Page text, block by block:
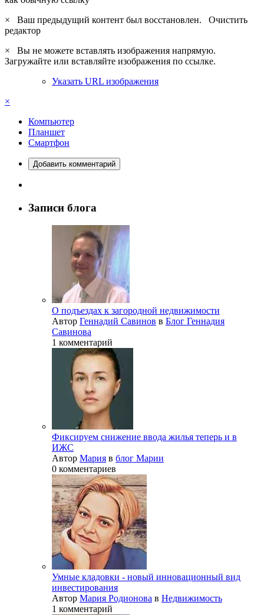
×
Ваш предыдущий контент был восстановлен. Очистить
редактор
×
Вы не можете вставлять изображения напрямую.
Загружайте или вставляйте изображения по ссылке.
Указать URL изображения
×
Компьютер
Планшет
Смартфон
Добавить комментарий
Записи блога
О подъездах к загородной недвижимости
Автор Геннадий Савинов в Блог Геннадия
Савинова
1 комментарий
Фиксируем снижение ввода жилья теперь и в
ИЖС
Автор Мария в блог Марии
0 комментариев
Умные кладовки - новый инновационный вид
инвестирования
Автор Мария Родионова в Недвижимость
1 комментарий